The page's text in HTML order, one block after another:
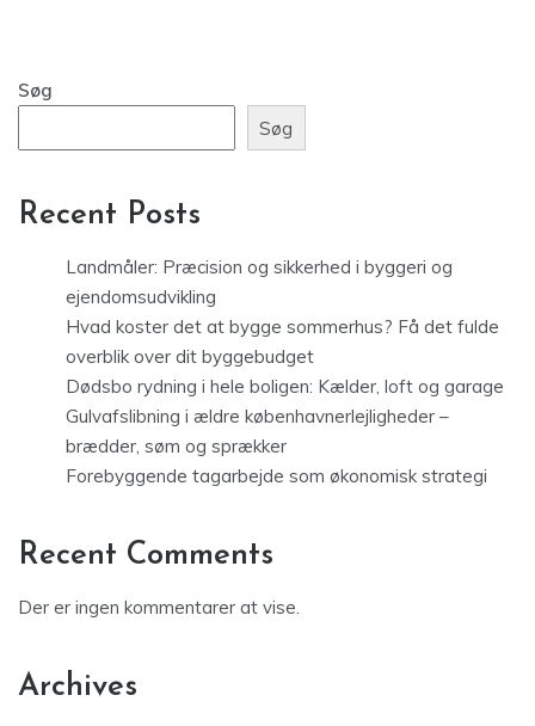
Søg
Søg
Recent Posts
Landmåler: Præcision og sikkerhed i byggeri og
ejendomsudvikling
Hvad koster det at bygge sommerhus? Få det fulde
overblik over dit byggebudget
Dødsbo rydning i hele boligen: Kælder, loft og garage
Gulvafslibning i ældre københavnerlejligheder –
brædder, søm og sprækker
Forebyggende tagarbejde som økonomisk strategi
Recent Comments
Der er ingen kommentarer at vise.
Archives